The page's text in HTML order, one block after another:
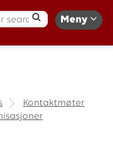
Meny
Kontaktmøter